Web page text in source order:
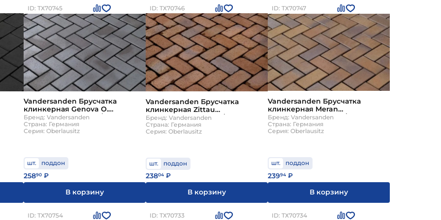
ID: ТХ70745
Vandersanden Брусчатка
клинкерная Genova O.
200х100х45мм 630шт/пд
Бренд: Vandersanden
Страна: Германия
Серия: Oberlausitz
шт. поддон
25890 ₽
В корзину
ID: ТХ70746
Vandersanden Брусчатка
клинкерная Zittau
200х100х45мм 630шт/пд
Бренд: Vandersanden
Страна: Германия
Серия: Oberlausitz
шт. поддон
23804 ₽
В корзину
ID: ТХ70747
Vandersanden Брусчатка
клинкерная Meran
200х100х45мм 630шт/пд
Бренд: Vandersanden
Страна: Германия
Серия: Oberlausitz
шт. поддон
23994 ₽
В корзину
ID: ТХ70754 ID: ТХ70733 ID: ТХ70734